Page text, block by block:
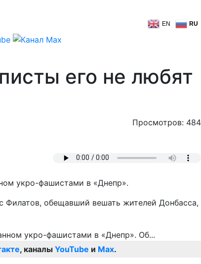
EN RU
его не любят
Просмотров: 484
укро-фашистами в «Днепр».
Филатов, обещавший вешать жителей Донбасса,
, каналы YouTube и Max.